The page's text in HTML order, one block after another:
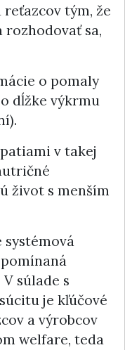
tým, že
sa,
o pomaly
dĺžke výkrmu
v takej
život s menším
súlade s
je kľúčové
a výrobcov
welfare, teda